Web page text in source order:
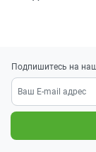
Подпишитесь на